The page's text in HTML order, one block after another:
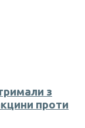
з
проти